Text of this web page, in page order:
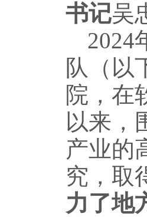
书记吴
2024
队（以
院，在
以来，
产业的
究，取
力了地